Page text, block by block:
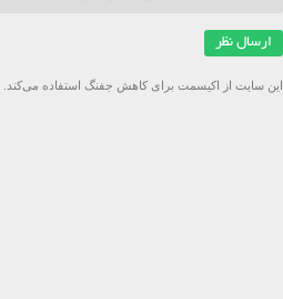
این سایت از اکیسمت برای کاهش جفنگ استفاده می‌کند.